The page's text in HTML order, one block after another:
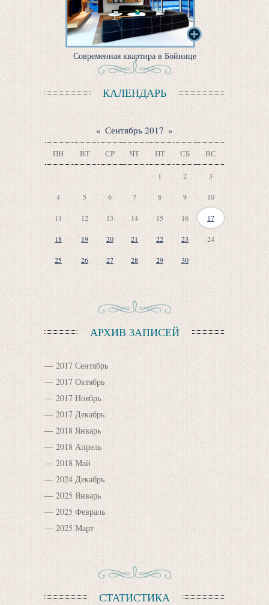
Современная квартира в Бойнице
КАЛЕНДАРЬ
« Сентябрь 2017 »
ПН ВТ СР ЧТ ПТ СБ ВС
1 2 3
4 5 6 7 8 9 10
11 12 13 14 15 16 17
18 19 20 21 22 23 24
25 26 27 28 29 30
АРХИВ ЗАПИСЕЙ
2017 Сентябрь
2017 Октябрь
2017 Ноябрь
2017 Декабрь
2018 Январь
2018 Апрель
2018 Май
2024 Декабрь
2025 Январь
2025 Февраль
2025 Март
СТАТИСТИКА